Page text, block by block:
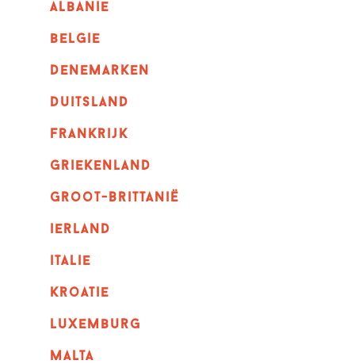
albanie
belgie
denemarken
duitsland
frankrijk
griekenland
Groot-Brittanië
ierland
italie
kroatie
luxemburg
malta